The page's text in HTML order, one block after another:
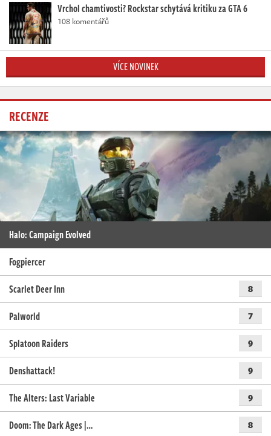
Vrchol chamtivosti? Rockstar schytává kritiku za GTA 6
108 komentářů
VÍCE NOVINEK
RECENZE
Halo: Campaign Evolved
Fogpiercer
Scarlet Deer Inn
8
Palworld 7
Splatoon Raiders 9
Denshattack! 9
The Alters: Last Variable 9
Doom: The Dark Ages |… 8